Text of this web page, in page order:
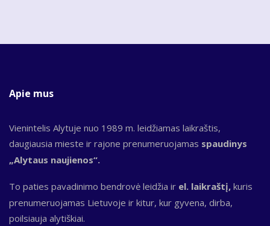
Apie mus
Vienintelis Alytuje nuo 1989 m. leidžiamas laikraštis,
daugiausia mieste ir rajone prenumeruojamas spaudinys
„Alytaus naujienos“.
To paties pavadinimo bendrovė leidžia ir el. laikraštį, kuris
prenumeruojamas Lietuvoje ir kitur, kur gyvena, dirba,
poilsiauja alytiškiai.